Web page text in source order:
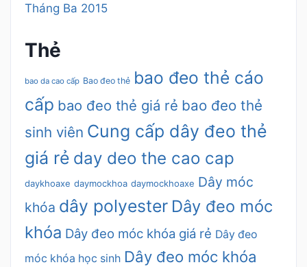
Tháng Ba 2015
Thẻ
bao da cao cấp Bao đeo thẻ bao đeo thẻ cáo
cấp bao đeo thẻ giá rẻ bao đeo thẻ
sinh viên Cung cấp dây đeo thẻ
giá rẻ day deo the cao cap
daykhoaxe daymockhoa daymockhoaxe Dây móc
khóa dây polyester Dây đeo móc
khóa Dây đeo móc khóa giá rẻ Dây đeo
móc khóa học sinh Dây đeo móc khóa